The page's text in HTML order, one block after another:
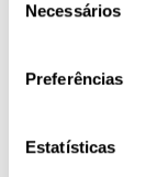
Necessários
Preferências
Estatísticas
Raquetes,
esportiva,